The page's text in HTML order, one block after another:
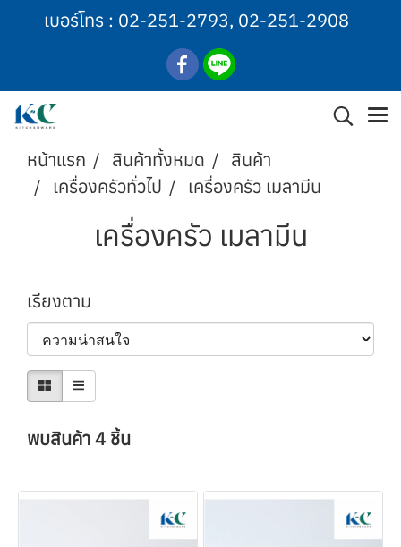
เบอร์โทร : 02-251-2793, 02-251-2908
หน้าแรก สินค้าทั้งหมด
สินค้า
เครื่องครัวทั่วไป
เครื่องครัว เมลามีน
เครื่องครัว เมลามีน
เรียงตาม
พบสินค้า 4 ชิ้น